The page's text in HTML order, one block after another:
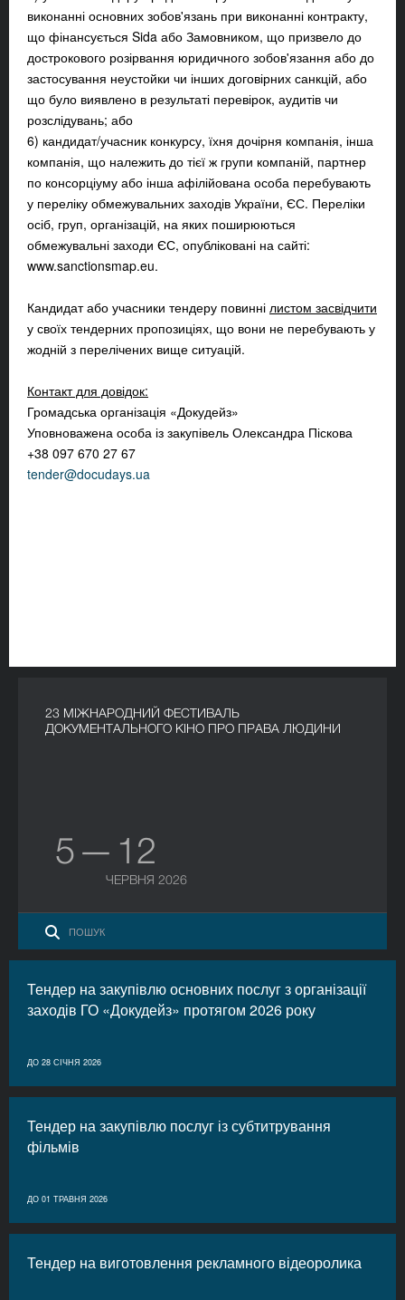
виконанні основних зобов'язань при виконанні контракту,
що фінансується Sida або Замовником, що призвело до
дострокового розірвання юридичного зобов'язання або до
застосування неустойки чи інших договірних санкцій, або
що було виявлено в результаті перевірок, аудитів чи
розслідувань; або
6) кандидат/учасник конкурсу, їхня дочірня компанія, інша
компанія, що належить до тієї ж групи компаній, партнер
по консорціуму або інша афілійована особа перебувають
у переліку обмежувальних заходів України, ЄС. Переліки
осіб, груп, організацій, на яких поширюються
обмежувальні заходи ЄС, опубліковані на сайті:
www.sanctionsmap.eu.
Кандидат або учасники тендеру повинні листом засвідчити
у своїх тендерних пропозиціях, що вони не перебувають у
жодній з перелічених вище ситуацій.
Контакт для довідок:
Громадська організація «Докудейз»
Уповноважена особа із закупівель Олександра Піскова
+38 097 670 27 67
tender@docudays.ua
23 МІЖНАРОДНИЙ ФЕСТИВАЛЬ
ДОКУМЕНТАЛЬНОГО КІНО ПРО ПРАВА ЛЮДИНИ
5 — 12
ЧЕРВНЯ 2026
Тендер на закупівлю основних послуг з організації
заходів ГО «Докудейз» протягом 2026 року
ДО 28 СІЧНЯ 2026
Тендер на закупівлю послуг із субтитрування
фільмів
ДО 01 ТРАВНЯ 2026
Тендер на виготовлення рекламного відеоролика